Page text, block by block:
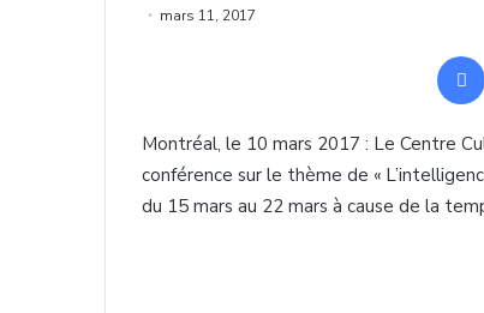
mars 11, 2017
Montréal, le 10 mars 2017 : Le Centre
conférence sur le thème de «
du 15 mars au 22 mars à cause de la